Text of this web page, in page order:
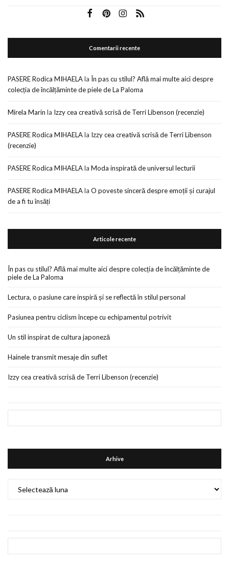
Comentarii recente
PASERE Rodica MIHAELAla În pas cu stilul? Află mai multe aici despre
colecția de încălțăminte de piele de La Paloma
Mirela Marin la Izzy cea creativă scrisă de Terri Libenson (recenzie)
PASERE Rodica MIHAELAla Izzy cea creativă scrisă de Terri Libenson
(recenzie)
PASERE Rodica MIHAELAla Moda inspirată de universul lecturii
PASERE Rodica MIHAELAla O poveste sinceră despre emoții și curajul
de a fi tu însăți
Articole recente
În pas cu stilul? Află mai multe aici despre colecția de încălțăminte de
piele de La Paloma
Lectura, o pasiune care inspiră și se reflectă în stilul personal
Pasiunea pentru ciclism începe cu echipamentul potrivit
Un stil inspirat de cultura japoneză
Hainele transmit mesaje din suflet
Izzy cea creativă scrisă de Terri Libenson (recenzie)
Arhive